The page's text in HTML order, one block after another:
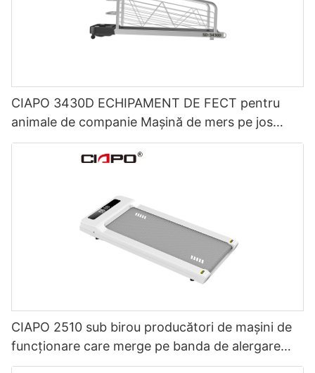
CIAPO 3430D ECHIPAMENT DE FECT pentru
animale de companie Mașină de mers pe jos
pentru clinica de animale de companie și spitalul
CIAPO 2510 sub birou producători de mașini de
funcționare care merge pe banda de alergare
mini banda de alergare acasă